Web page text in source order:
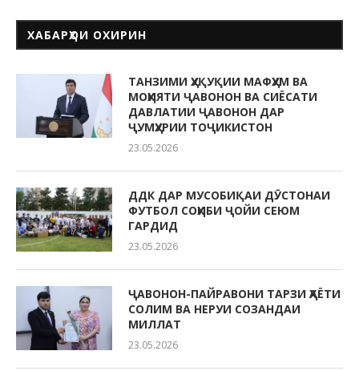
ХАБАРҲОИ ОХИРИН
ТАНЗИМИ ҲУҚУҚИИ МАФҲУМ ВА
МОҲИЯТИ ҶАВОНОН ВА СИЁСАТИ
ДАВЛАТИИ ҶАВОНОН ДАР
ҶУМҲУРИИ ТОҶИКИСТОН
23.05.2026
ДДК ДАР МУСОБИҚАИ ДӮСТОНАИ
ФУТБОЛ СОҲИБИ ҶОЙИ СЕЮМ
ГАРДИД
23.05.2026
ҶАВОНОН-ПАЙРАВОНИ ТАРЗИ ҲАЁТИ
СОЛИМ ВА НЕРУИ СОЗАНДАИ
МИЛЛАТ
23.05.2026